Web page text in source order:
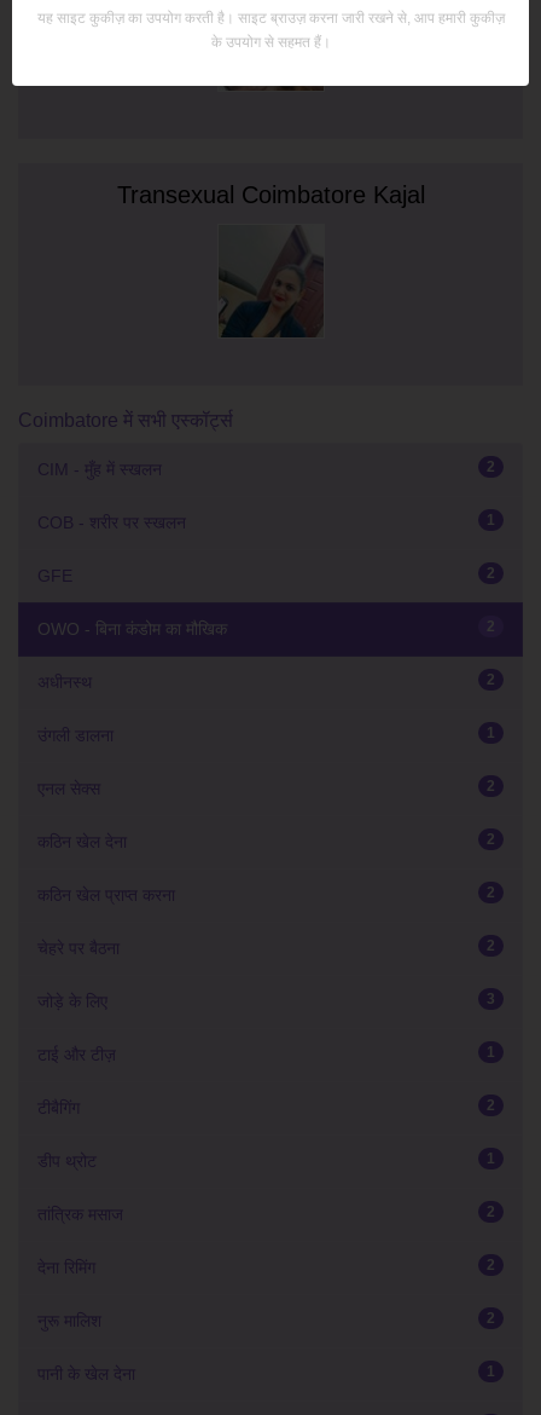
Transexual Coimbatore Kajal
Coimbatore में सभी एस्कॉर्ट्स
CIM - मुँह में स्खलन 2
COB - शरीर पर स्खलन 1
GFE 2
OWO - बिना कंडोम का मौखिक 2
अधीनस्थ 2
उंगली डालना 1
एनल सेक्स 2
कठिन खेल देना 2
कठिन खेल प्राप्त करना 2
चेहरे पर बैठना 2
जोड़े के लिए 3
टाई और टीज़ 1
टीबैगिंग 2
डीप थ्रोट 1
तांत्रिक मसाज 2
देना रिमिंग 2
नुरू मालिश 2
पानी के खेल देना 1
यह साइट कुकीज़ का उपयोग करती है। साइट ब्राउज़ करना जारी रखने से, आप हमारी कुकीज़
के उपयोग से सहमत हैं।